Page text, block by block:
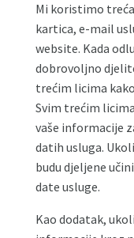
Mi koristimo
kartica, e-mail
website. Kada
dobrovoljno
trećim licima
Svim trećim
vaše informacije
datih usluga.
budu djeljene
date usluge.
Kao dodatak,